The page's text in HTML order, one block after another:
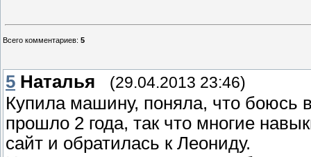
Всего комментариев: 5
5 Наталья (29.04.2013 23:46)
Купила машину, поняла, что боюсь
прошло 2 года, так что многие
сайт и обратилась к Леониду.